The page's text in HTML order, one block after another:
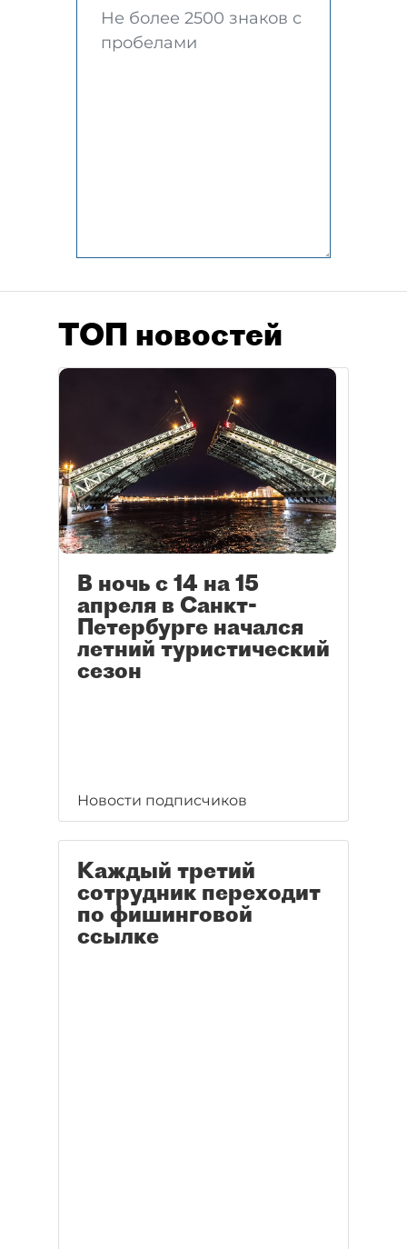
ТОП новостей
В ночь с 14 на 15
апреля в Санкт-
Петербурге начался
летний туристический
сезон
Новости подписчиков
Каждый третий
сотрудник переходит
по фишинговой
ссылке